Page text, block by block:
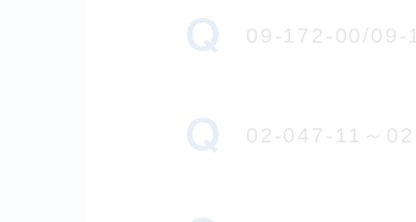
09-172-00/09-
02-047-11～